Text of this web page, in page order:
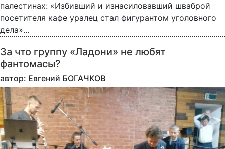
палестинах: «Избивший и изнасиловавший шваброй
посетителя кафе уралец стал фигурантом уголовного
дела»...
За что группу «Ладони» не любят
фантомасы?
автор: Евгений БОГАЧКОВ